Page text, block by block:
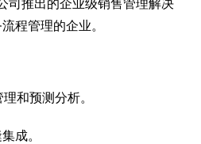
司推出的企业级销售管理解决
程管理的企业。
和预测分析。
成。